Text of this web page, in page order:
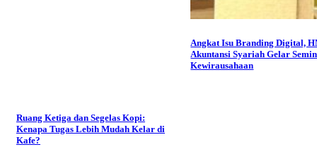
Ruang Ketiga dan Segelas Kopi:
Kenapa Tugas Lebih Mudah Kelar di
Kafe?
Angkat Isu Branding Digital,
Akuntansi Syariah Gelar
Kewirausahaan